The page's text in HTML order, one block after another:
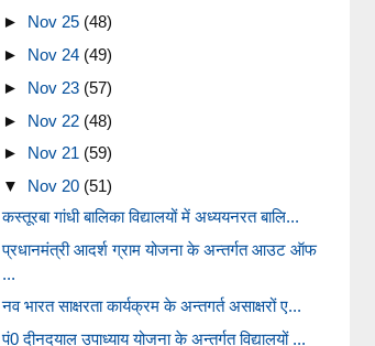
► Nov 25 (48)
► Nov 24 (49)
► Nov 23 (57)
► Nov 22 (48)
► Nov 21 (59)
▼ Nov 20 (51)
कस्तूरबा गांधी बालिका विद्यालयों में अध्ययनरत बालि...
प्रधानमंत्री आदर्श ग्राम योजना के अन्तर्गत आउट ऑफ
...
नव भारत साक्षरता कार्यक्रम के अन्तगर्त असाक्षरों ए...
पं0 दीनदयाल उपाध्याय योजना के अन्तर्गत विद्यालयों ...